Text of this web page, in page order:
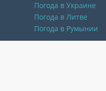
Погода в Украине
Погода в Литве
Погода в Румынии